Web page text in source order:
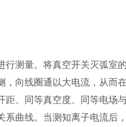
行测量。将真空开关灭弧室
，向线圈通以大电流，从而
距、同等真空度、同等电场
系曲线。当测知离子电流后